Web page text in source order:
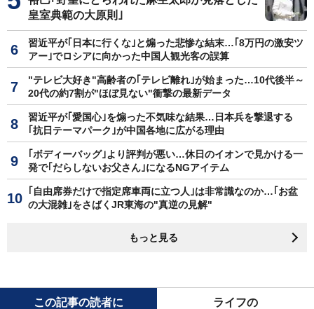
皇室典範の大原則｣
習近平が｢日本に行くな｣と煽った悲惨な結末…｢8万円の激安ツ
アー｣でロシアに向かった中国人観光客の誤算
"テレビ大好き"高齢者の｢テレビ離れ｣が始まった…10代後半～
20代の約7割が"ほぼ見ない"衝撃の最新データ
習近平が｢愛国心｣を煽った不気味な結果…日本兵を撃退する
｢抗日テーマパーク｣が中国各地に広がる理由
｢ボディーバッグ｣より評判が悪い…休日のイオンで見かける一
発で｢だらしないお父さん｣になるNGアイテム
｢自由席券だけで指定席車両に立つ人｣は非常識なのか…｢お盆
の大混雑｣をさばくJR東海の"真逆の見解"
もっと見る
この記事の読者に
ライフの